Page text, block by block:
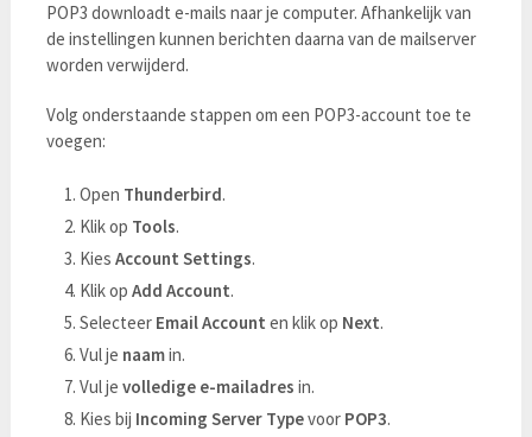
POP3 downloadt e-mails naar je computer. Afhankelijk van
de instellingen kunnen berichten daarna van de mailserver
worden verwijderd.
Volg onderstaande stappen om een POP3-account toe te
voegen:
Open Thunderbird.
Klik op Tools.
KiesAccount Settings.
Klik opAdd Account.
Selecteer Email Account en klik op Next.
Vul je naamin.
Vul jevolledige e-mailadres in.
Kies bij Incoming Server Typevoor POP3.